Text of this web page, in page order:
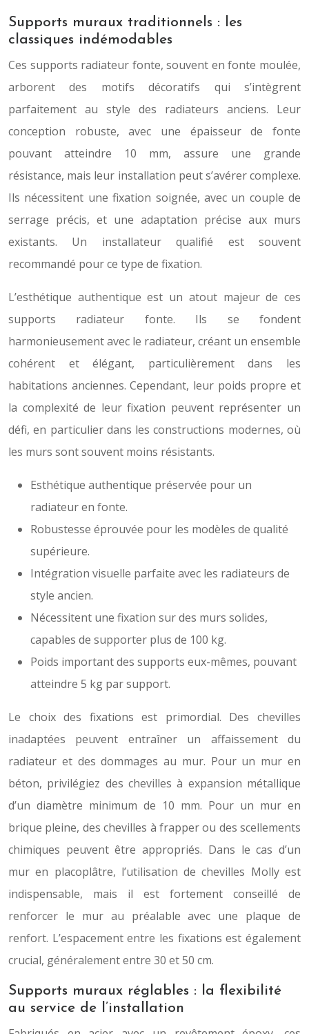
Supports muraux traditionnels : les
classiques indémodables
Ces supports radiateur fonte, souvent en fonte moulée,
arborent des motifs décoratifs qui s’intègrent
parfaitement au style des radiateurs anciens. Leur
conception robuste, avec une épaisseur de fonte
pouvant atteindre 10 mm, assure une grande
résistance, mais leur installation peut s’avérer complexe.
Ils nécessitent une fixation soignée, avec un couple de
serrage précis, et une adaptation précise aux murs
existants. Un installateur qualifié est souvent
recommandé pour ce type de fixation.
L’esthétique authentique est un atout majeur de ces
supports radiateur fonte. Ils se fondent
harmonieusement avec le radiateur, créant un ensemble
cohérent et élégant, particulièrement dans les
habitations anciennes. Cependant, leur poids propre et
la complexité de leur fixation peuvent représenter un
défi, en particulier dans les constructions modernes, où
les murs sont souvent moins résistants.
Esthétique authentique préservée pour un
radiateur en fonte.
Robustesse éprouvée pour les modèles de qualité
supérieure.
Intégration visuelle parfaite avec les radiateurs de
style ancien.
Nécessitent une fixation sur des murs solides,
capables de supporter plus de 100 kg.
Poids important des supports eux-mêmes, pouvant
atteindre 5 kg par support.
Le choix des fixations est primordial. Des chevilles
inadaptées peuvent entraîner un affaissement du
radiateur et des dommages au mur. Pour un mur en
béton, privilégiez des chevilles à expansion métallique
d’un diamètre minimum de 10 mm. Pour un mur en
brique pleine, des chevilles à frapper ou des scellements
chimiques peuvent être appropriés. Dans le cas d’un
mur en placoplâtre, l’utilisation de chevilles Molly est
indispensable, mais il est fortement conseillé de
renforcer le mur au préalable avec une plaque de
renfort. L’espacement entre les fixations est également
crucial, généralement entre 30 et 50 cm.
Supports muraux réglables : la flexibilité
au service de l’installation